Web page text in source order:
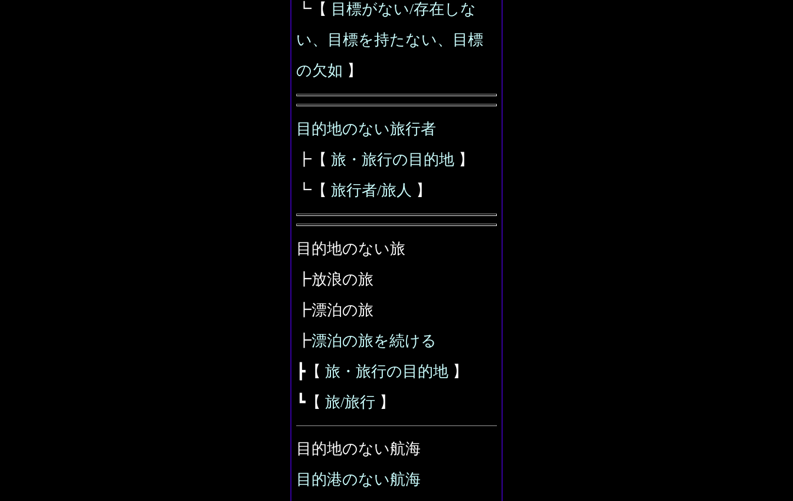
┗【 目標がない/存在しな
い、目標を持たない、目標
の欠如 】
目的地のない旅行者
┣【 旅・旅行の目的地 】
┗【 旅行者/旅人 】
目的地のない旅
┣放浪の旅
┣漂泊の旅
┣漂泊の旅を続ける
┣【 旅・旅行の目的地 】
┗【 旅/旅行 】
目的地のない航海
目的港のない航海